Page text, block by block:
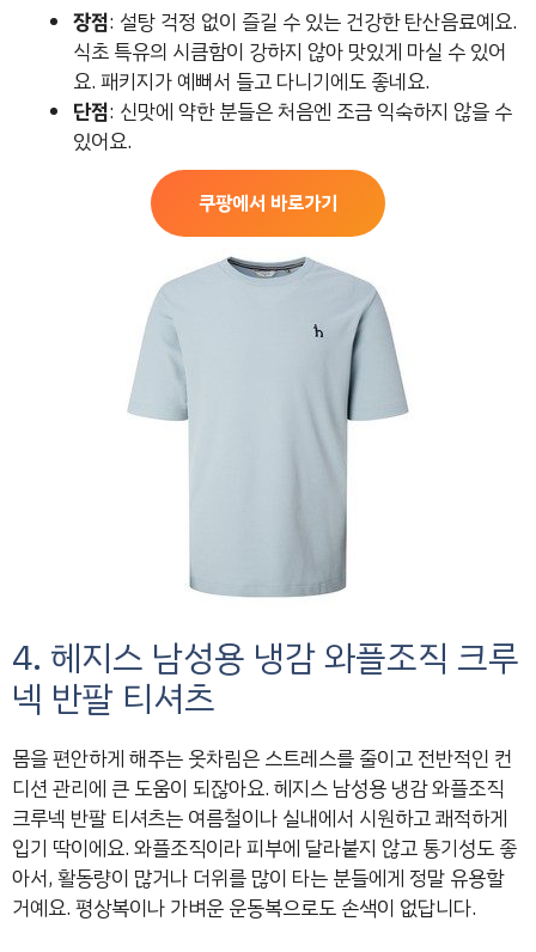
장점: 설탕 걱정 없이 즐길 수 있는 건강한 탄산음료예요.
식초 특유의 시큼함이 강하지 않아 맛있게 마실 수 있어
요. 패키지가 예뻐서 들고 다니기에도 좋네요.
단점: 신맛에 약한 분들은 처음엔 조금 익숙하지 않을 수
있어요.
쿠팡에서 바로가기
4. 헤지스 남성용 냉감 와플조직 크루
넥 반팔 티셔츠
몸을 편안하게 해주는 옷차림은 스트레스를 줄이고 전반적인 컨
디션 관리에 큰 도움이 되잖아요. 헤지스 남성용 냉감 와플조직
크루넥 반팔 티셔츠는 여름철이나 실내에서 시원하고 쾌적하게
입기 딱이에요. 와플조직이라 피부에 달라붙지 않고 통기성도 좋
아서, 활동량이 많거나 더위를 많이 타는 분들에게 정말 유용할
거예요. 평상복이나 가벼운 운동복으로도 손색이 없답니다.